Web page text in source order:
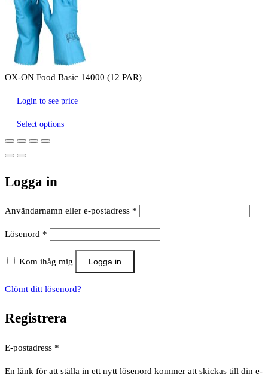
OX-ON Food Basic 14000 (12 PAR)
Login to see price
Select options
Logga in
Användarnamn eller e-postadress *
Lösenord *
Kom ihåg mig Logga in
Glömt ditt lösenord?
Registrera
E-postadress *
En länk för att ställa in ett nytt lösenord kommer att skickas till din e-